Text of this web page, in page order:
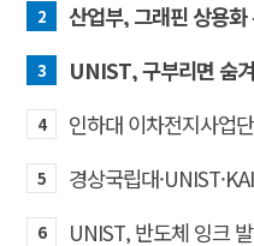
2
3
4
5 경상국립대
6